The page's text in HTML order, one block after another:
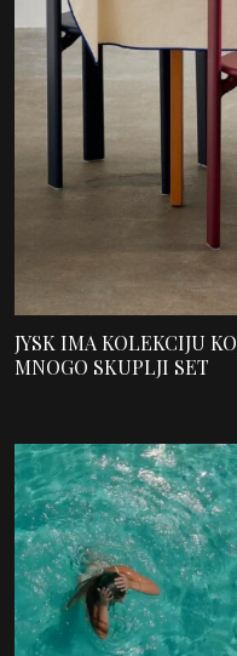
JYSK IMA KOLEKCIJU
MNOGO SKUPLJI SET